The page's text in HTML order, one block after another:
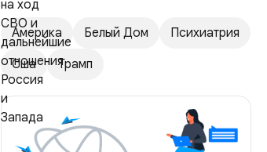
Америка Белый Дом
Психиатрия
Сша
Трамп